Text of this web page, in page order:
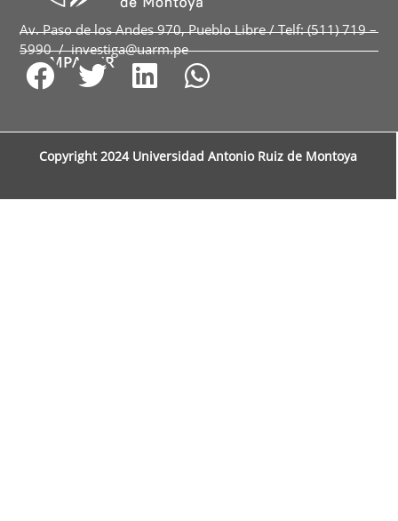
Av. Paso de los Andes 970, Pueblo Libre / Telf: (511) 719 –
5990 / investiga@uarm.pe
COMPARTIR
Copyright 2024 Universidad Antonio Ruiz de Montoya